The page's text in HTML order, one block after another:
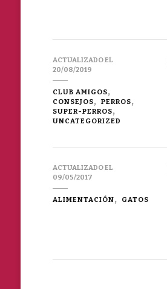
ACTUALIZADO EL
20/08/2019
CLUB AMIGOS
CONSEJOS
PERROS
SUPER-PERROS
UNCATEGORIZED
ACTUALIZADO EL
09/05/2017
ALIMENTACIÓN GATOS